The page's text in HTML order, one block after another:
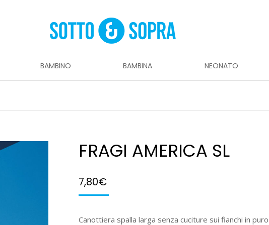
BAMBINO BAMBINA NEONATO
FRAGI AMERICA SL
7,80€
Canottiera spalla larga senza cuciture sui fianchi in